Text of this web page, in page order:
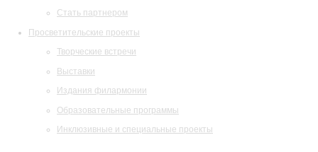
Стать партнером
Просветительские проекты
Творческие встречи
Выставки
Издания филармонии
Образовательные программы
Инклюзивные и специальные проекты